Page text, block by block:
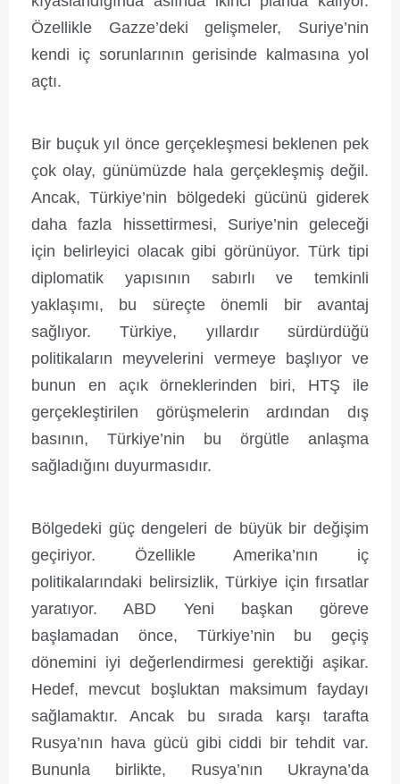
Özellikle Gazze’deki gelişmeler, Suriye’nin
kendi iç sorunlarının gerisinde kalmasına yol
açtı.
Bir buçuk yıl önce gerçekleşmesi beklenen pek
çok olay, günümüzde hala gerçekleşmiş değil.
Ancak, Türkiye’nin bölgedeki gücünü giderek
daha fazla hissettirmesi, Suriye’nin geleceği
için belirleyici olacak gibi görünüyor. Türk tipi
diplomatik yapısının sabırlı ve temkinli
yaklaşımı, bu süreçte önemli bir avantaj
sağlıyor. Türkiye, yıllardır sürdürdüğü
politikaların meyvelerini vermeye başlıyor ve
bunun en açık örneklerinden biri, HTŞ ile
gerçekleştirilen görüşmelerin ardından dış
basının, Türkiye’nin bu örgütle anlaşma
sağladığını duyurmasıdır.
Bölgedeki güç dengeleri de büyük bir değişim
geçiriyor. Özellikle Amerika’nın iç
politikalarındaki belirsizlik, Türkiye için fırsatlar
yaratıyor. ABD Yeni başkan göreve
başlamadan önce, Türkiye’nin bu geçiş
dönemini iyi değerlendirmesi gerektiği aşikar.
Hedef, mevcut boşluktan maksimum faydayı
sağlamaktır. Ancak bu sırada karşı tarafta
Rusya’nın hava gücü gibi ciddi bir tehdit var.
Bununla birlikte, Rusya’nın Ukrayna’da